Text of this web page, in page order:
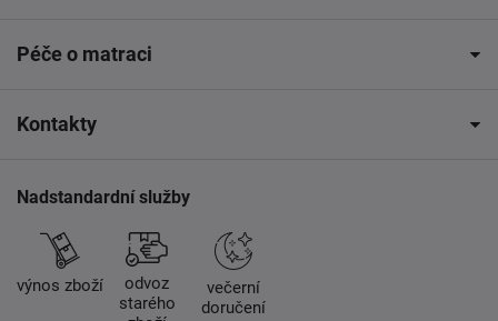
Péče o matraci
Kontakty
Nadstandardní služby
výnos zboží
odvoz
starého
večerní
doručení